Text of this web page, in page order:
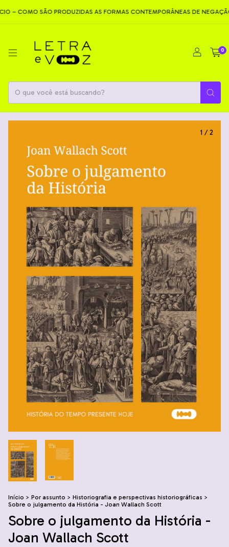
SÃO PRODUZIDAS AS FORMAS CONTEMPORÂNEAS DE NEGAÇÃO
0
1 /2
Início > Por assunto > Historiografia e perspectivas historiográficas >
Sobre o julgamento da História - Joan Wallach Scott
Sobre o julgamento da História -
Joan Wallach Scott